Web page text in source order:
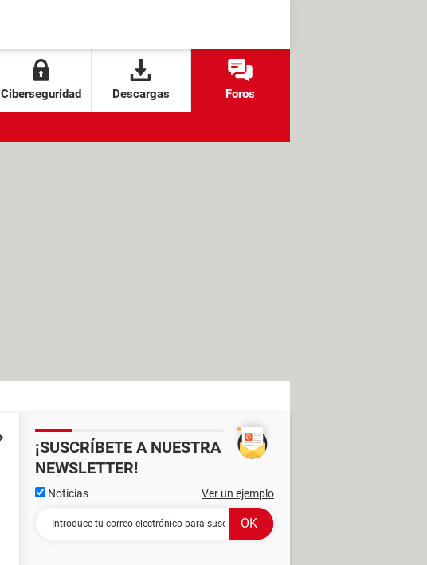
Ciberseguridad Descargas Foros
¡SUSCRÍBETE A NUESTRA
NEWSLETTER!
Noticias Ver un ejemplo